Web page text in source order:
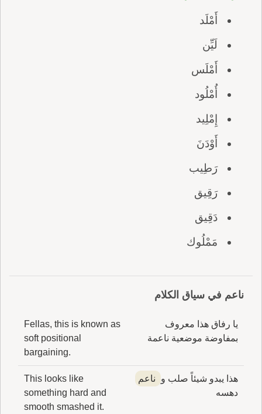
أَمْلَد
لَيِّن
أَمْلَس
أُمْلُود
إِمْلِيد
أَوْدَنَ
رَطِيب
رَقِيق
دَقِيق
مَمْلُوك
ناعم في سياق الكلام
يا رفاق هذا معروف
بمفاوضة موضعية ناعمة
Fellas, this is known as
soft positional
bargaining.
هذا يبدو شيئاً صلب و
ناعم
دهسه
This looks like
something hard and
smooth smashed it.